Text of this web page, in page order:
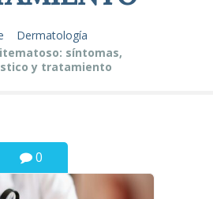
Dermatología
síntomas,
y tratamiento
0